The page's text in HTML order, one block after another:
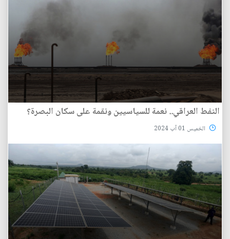
النفط العراقي.. نعمة للسياسيين ونقمة على سكان البصرة؟
الخميس 01 آب 2024